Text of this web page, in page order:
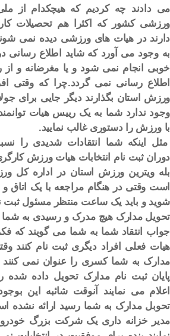
می دادند چه کردیم که هیچکدام از
ورزشی کشور که اکثرا هم تحصیلات
دارند در هیات های ورزشی دیده نمی
به وجود می آورد که شاید اطلاع رسانی
خوبی انجام نمی شود و یا مغرضانه و
اطلاع رسانی نمی گردد.چرا که وقتی
ورزش استان بگذارند دیگر جایی برای
وجود ندارد شما به یک رییس هیات توانمند
با ورزش را دستوری غالب نمایید.
مثل اینکه شما انتقادات شدیدی را
دوران ثبت نام انتخابات هیات ورزش
بله ویترین ورزش استان در اداره کل
است وقتی در هنگام مراجعه با یک اتاق
شوید و باید یک ساعت منتظر مسئول ثبت
تحویل مدارک هیچ مدرک و رسیدی به شما
جواب انتقاد شما به شما می گویند که
هیات فعلی افراد دیگری ثبت نام کنند
مدارک به شما کسری را عنوان نمی کنند
پایان ثبت نام مدارک تحویل داده شده
اعلام می نمایند آنوقت شائبه این
تحوبل مدارک به شما رسید ارائه
مدیر خزانه داری یک شرکت بزرگ